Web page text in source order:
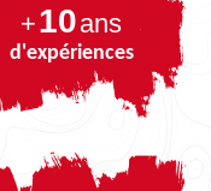
+10ans
d'expériences